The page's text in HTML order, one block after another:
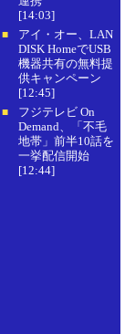
[14:03]
■
アイ・オー、LAN
DISK HomeでUSB
機器共有の無料提
供キャンペーン
[12:45]
■
フジテレビ On
Demand、「不毛
地帯」前半10話を
一挙配信開始
[12:44]